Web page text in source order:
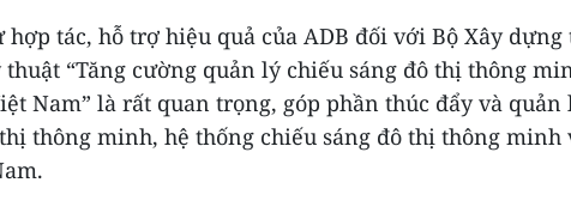
hợp tác, hỗ trợ hiệu quả của ADB đối với Bộ Xây
“Tăng cường quản lý chiếu sáng đô thị thông
Nam” là rất quan trọng, góp phần thúc đẩy và
thông minh, hệ thống chiếu sáng đô thị thông minh